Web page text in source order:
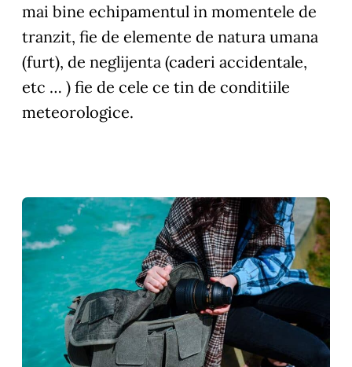
mai bine echipamentul in momentele de
tranzit, fie de elemente de natura umana
(furt), de neglijenta (caderi accidentale,
etc … ) fie de cele ce tin de conditiile
meteorologice.